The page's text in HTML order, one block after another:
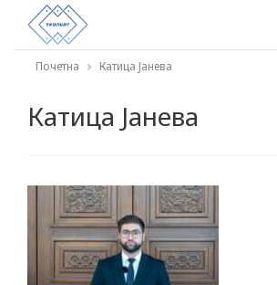
Почетна Катица Јанева
Катица Јанева